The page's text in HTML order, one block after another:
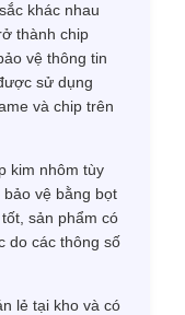
khác nhau
thành chip
vệ thông tin
sử dụng
và chip trên
kim nhôm tùy
vệ bằng bọt
sản phẩm có
do các thông số
lẻ tại kho và có